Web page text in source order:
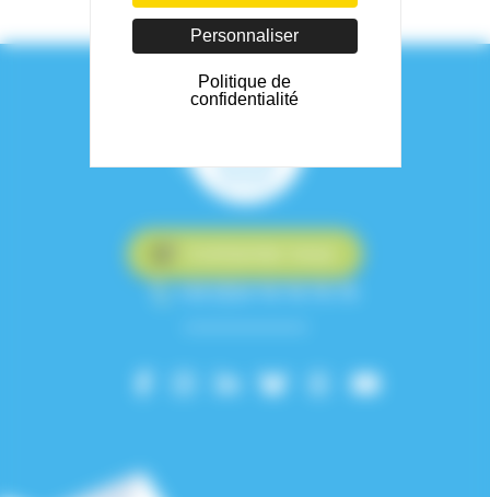
+33 (0)4 76 76 75 75
Personnaliser
Politique de
confidentialité